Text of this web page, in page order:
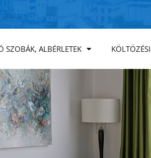
SZOBÁK, ALBÉRLETEK